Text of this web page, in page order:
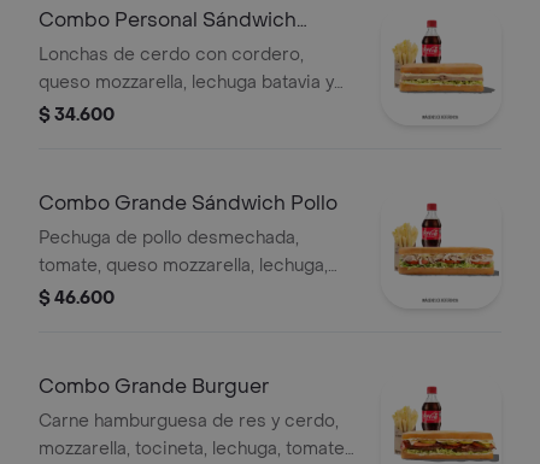
Combo Personal Sándwich
Cordero
Lonchas de cerdo con cordero,
queso mozzarella, lechuga batavia y
salsa Qbano
$ 34.600
Combo Grande Sándwich Pollo
Pechuga de pollo desmechada,
tomate, queso mozzarella, lechuga,
mayonesa, papas a la francesa y
$ 46.600
Combo Grande Burguer
Carne hamburguesa de res y cerdo,
mozzarella, tocineta, lechuga, tomate,